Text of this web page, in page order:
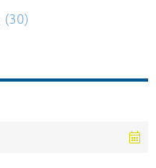
(30)